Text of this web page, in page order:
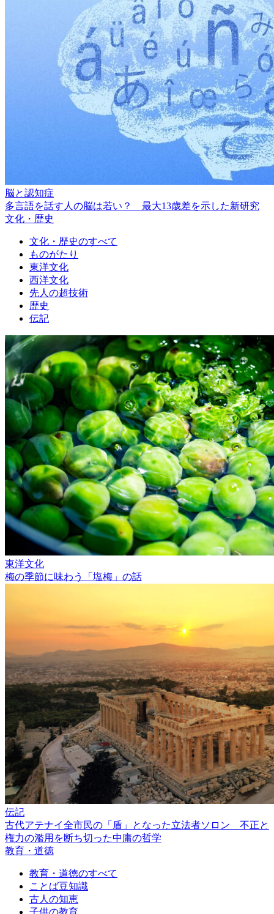
脳と認知症
多言語を話す人の脳は若い？ 最大13歳差を示した新研究
文化・歴史
文化・歴史のすべて
ものがたり
東洋文化
西洋文化
先人の超技術
歴史
伝記
東洋文化
梅の季節に味わう「塩梅」の話
伝記
古代アテナイ全市民の「盾」となった立法者ソロン 不正と
権力の濫用を断ち切った中庸の哲学
教育・道徳
教育・道徳のすべて
ことば豆知識
古人の知恵
子供の教育